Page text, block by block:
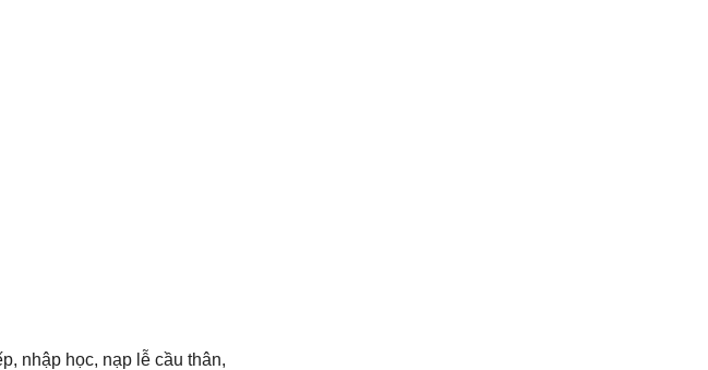
nhập học, nạp lễ cầu thân,